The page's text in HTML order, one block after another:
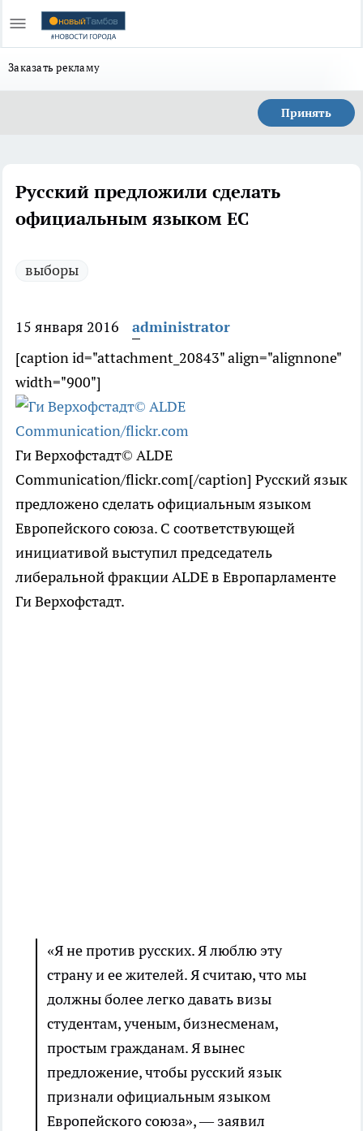
Заказать рекламу
Принять
Русский предложили сделать
официальным языком ЕС
выборы
15 января 2016
administrator
[caption id="attachment_20843" align="alignnone"
width="900"]
Ги Верхофстадт© ALDE
Communication/flickr.com[/caption] Русский язык
предложено сделать официальным языком
Европейского союза. С соответствующей
инициативой выступил председатель
либеральной фракции ALDE в Европарламенте
Ги Верхофстадт.
«Я не против русских. Я люблю эту
страну и ее жителей. Я считаю, что мы
должны более легко давать визы
студентам, ученым, бизнесменам,
простым гражданам. Я вынес
предложение, чтобы русский язык
признали официальным языком
Европейского союза», — заявил